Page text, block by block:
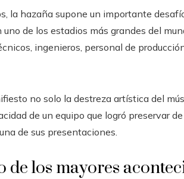
la hazaña supone un importante
de los estadios más grandes del
ingenieros, personal de
no solo la destreza artística del
de un equipo que logró preservar
de sus presentaciones.
de los mayores